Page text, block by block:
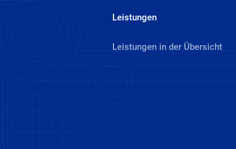
Leistungen
Leistungen in der Übersicht